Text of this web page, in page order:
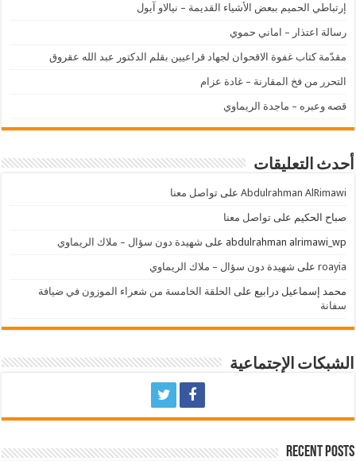
إرتباطي الحميم ببعض الأشياء القديمة – نيالاو آيول
رسالة اعتذار – اماني حموي
مقدّمة كتاب غفوة الاقحوان لجهاد قراعيين بقلم الدكتور عبد الله عقروق
التحرر من فخ المقارنة – غادة عزام
قصه وعبره – ماجدة الريماوي
أحدث التعليقات
Abdulrahman AlRimawi علىتواصل معنا
صباح الحكيم علىتواصل معنا
abdulrahman alrimawi_wp على شهيدة دون سؤال – ملاك الريماوي
roayia على شهيدة دون سؤال – ملاك الريماوي
محمد إسماعيل درابيع على الحلقة الخامسة من شعراء الموزون في ضيافة
سفانة
الشبكات الإجتماعية
Recent Posts